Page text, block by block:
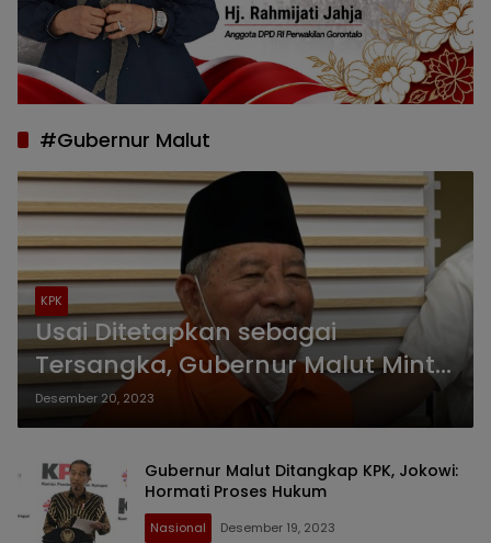
#Gubernur Malut
KPK
Usai Ditetapkan sebagai
Tersangka, Gubernur Malut Minta
Maaf
Desember 20, 2023
Gubernur Malut Ditangkap KPK, Jokowi:
Hormati Proses Hukum
Nasional Desember 19, 2023